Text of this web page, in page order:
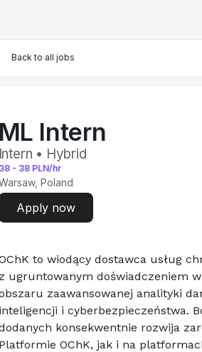
Back to all jobs
Intern
• Hybrid
- 38 PLN/hr
Poland
Apply now
to wiodący dostawca usług
ugruntowanym doświadczeniem
zaawansowanej analityki
i cyberbezpieczeństwa.
konsekwentnie rozwija
OChK, jak i na